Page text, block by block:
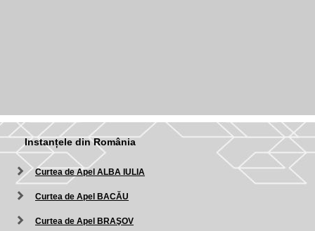
Instanțele din România
Curtea de Apel ALBA IULIA
Curtea de Apel BACĂU
Curtea de Apel BRAŞOV